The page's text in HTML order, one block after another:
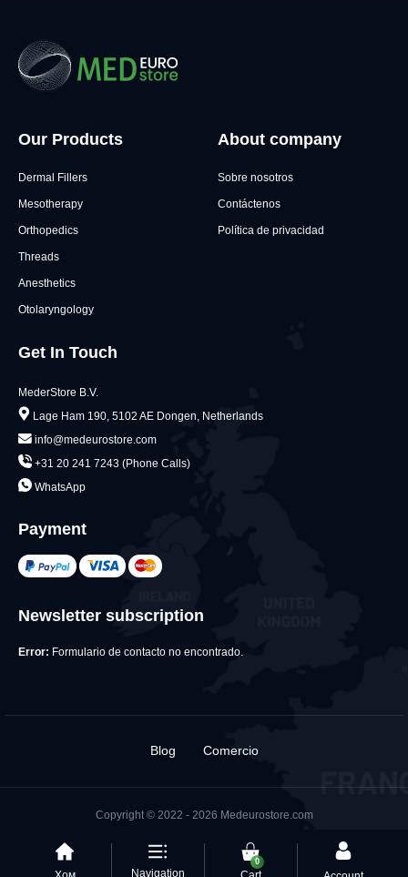
Navigation
0
Our Products
Dermal Fillers
Mesotherapy
Orthopedics
Threads
Anesthetics
Otolaryngology
About company
Sobre nosotros
Contáctenos
Política de privacidad
Get In Touch
MederStore B.V.
Lage Ham 190, 5102 AE Dongen, Netherlands
info@medeurostore.com
+31 20 241 7243 (Phone Calls)
WhatsApp
Payment
Newsletter subscription
Error: Formulario de contacto no encontrado.
Blog Comercio
Copyright © 2022 - 2026 Medeurostore.com